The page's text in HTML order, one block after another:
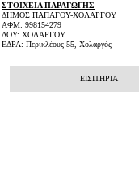
ΣΤΟΙΧΕΙΑ ΠΑΡΑΓΩΓΗΣ
ΔΗΜΟΣ ΠΑΠΑΓΟΥ-ΧΟΛΑΡΓΟΥ
ΑΦΜ: 998154279
ΔΟΥ: ΧΟΛΑΡΓΟΥ
ΕΔΡΑ: Περικλέους 55, Χολαργός
ΕΙΣΙΤΗΡΙΑ